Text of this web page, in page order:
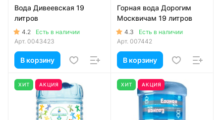
Вода Дивеевская 19
литров
4.2
Есть в наличии
Арт. 0043423
В корзину
Горная вода Дорогим
Москвичам 19 литров
4.3
Есть в наличии
Арт. 007442
В корзину
ХИТ АКЦИЯ ХИТ АКЦИЯ